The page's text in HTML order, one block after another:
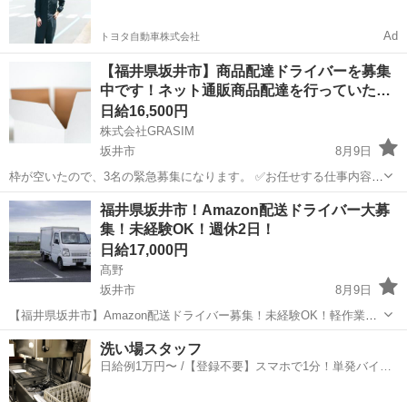
トヨタ自動車株式会社 Ad
【福井県坂井市】商品配達ドライバーを募集
中です！ネット通販商品配達を行っていた…
日給16,500円
株式会社GRASIM
坂井市
8月9日
枠が空いたので、3名の緊急募集になります。 ✅お任せする仕事内容
・格安軽バンを使用して、個人宅や法人への荷物配達をお願いしま
す！ （※格安車両リース制度あり。マイカーがなくても始められま
す） ・荷物は日...
福井 坂井市 ドライバー
福井県坂井市！Amazon配送ドライバー大募
集！未経験OK！週休2日！
日給17,000円
髙野
坂井市
8月9日
【福井県坂井市】Amazon配送ドライバー募集！未経験OK！軽作業で
稼ぐ♪ 普通免許があればOK！年齢・性別・学歴・職歴不問☆未経験の
方も安心の研修制度をご用意しています。★車両レンタルOK！直行直
帰も可能でプライベートと...
福井 坂井市 ドライバー
洗い場スタッフ
日給例1万円〜 /【登録不要】スマホで1分！単発バイト